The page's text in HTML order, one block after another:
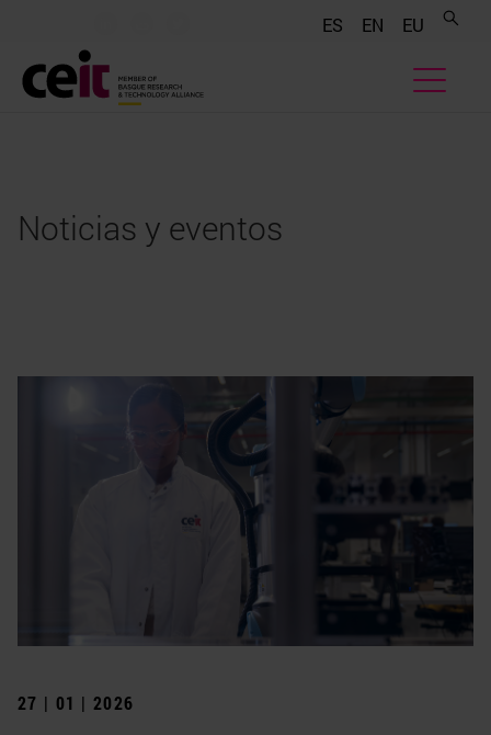
ES EN EU
Noticias y eventos
27 | 01 | 2026